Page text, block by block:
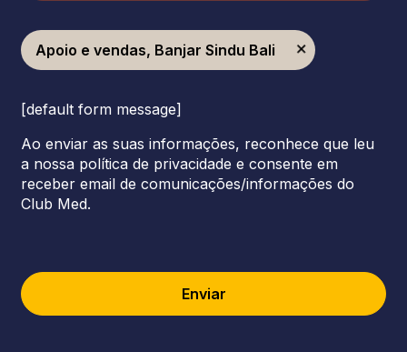
Apoio e vendas, Banjar Sindu Bali
[default form message]
Ao enviar as suas informações, reconhece que leu
a nossa política de privacidade e consente em
receber email de comunicações/informações do
Club Med.
Enviar